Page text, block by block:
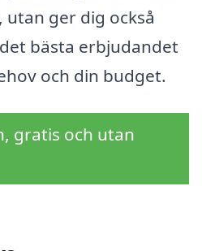
utan ger dig också
bästa erbjudandet
och din budget.
gratis och utan